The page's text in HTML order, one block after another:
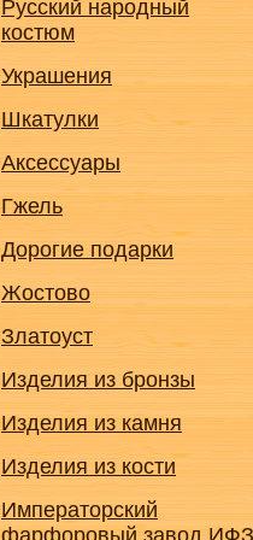
Русский народный
костюм
Украшения
Шкатулки
Аксессуары
Гжель
Дорогие подарки
Жостово
Златоуст
Изделия из бронзы
Изделия из камня
Изделия из кости
Императорский
фарфоровый завод ИФЗ